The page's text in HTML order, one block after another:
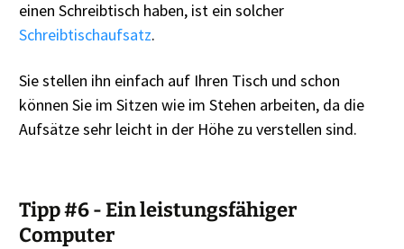
einen Schreibtisch haben, ist ein solcher
Schreibtischaufsatz.
Sie stellen ihn einfach auf Ihren Tisch und schon
können Sie im Sitzen wie im Stehen arbeiten, da die
Aufsätze sehr leicht in der Höhe zu verstellen sind.
Tipp #6 - Ein leistungsfähiger
Computer